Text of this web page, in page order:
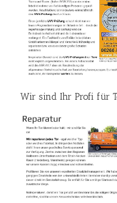
Wir sind Ihr Profi für